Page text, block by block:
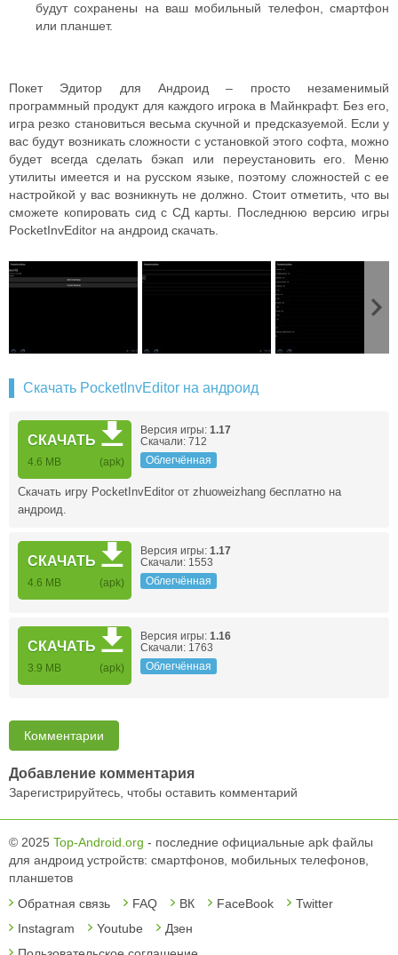
будут сохранены на ваш мобильный телефон, смартфон
или планшет.
Покет Эдитор для Андроид – просто незаменимый
программный продукт для каждого игрока в Майнкрафт. Без его,
игра резко становиться весьма скучной и предсказуемой. Если у
вас будут возникать сложности с установкой этого софта, можно
будет всегда сделать бэкап или переустановить его. Меню
утилиты имеется и на русском языке, поэтому сложностей с ее
настройкой у вас возникнуть не должно. Стоит отметить, что вы
сможете копировать сид с СД карты. Последнюю версию игры
PocketInvEditor на андроид скачать.
Скачать PocketInvEditor на андроид
СКАЧАТЬ
4.6 MB (apk)
Версия игры: 1.17
Скачали: 712
Облегчённая
Скачать игру PocketInvEditor от zhuoweizhang бесплатно на
андроид.
СКАЧАТЬ
4.6 MB (apk)
Версия игры: 1.17
Скачали: 1553
Облегчённая
СКАЧАТЬ
3.9 MB (apk)
Версия игры: 1.16
Скачали: 1763
Облегчённая
Комментарии
Добавление комментария
Зарегистрируйтесь, чтобы оставить комментарий
© 2025 Top-Android.org - последние официальные apk файлы
для андроид устройств: смартфонов, мобильных телефонов,
планшетов
Обратная связь
FAQ ВК FaceBook
Twitter
Instagram
Youtube
Дзен